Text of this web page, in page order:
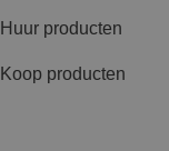
Huur producten
Koop producten